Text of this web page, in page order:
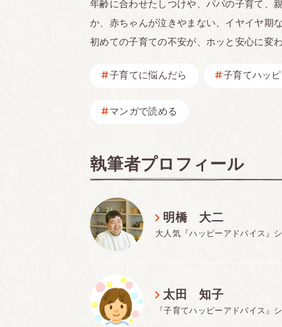
年齢に合わせたしつけや、パパの子育て、
か、赤ちゃんが泣きやまない、イヤイヤ期
初めての子育ての不安が、ホッと安心に変
子育てに悩んだら 子育てハッ
マンガで読める
執筆者プロフィール
明橋 大二
大人気『ハッピーアドバイス』
太田 知子
『子育てハッピーアドバイス』